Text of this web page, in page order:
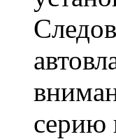
серию